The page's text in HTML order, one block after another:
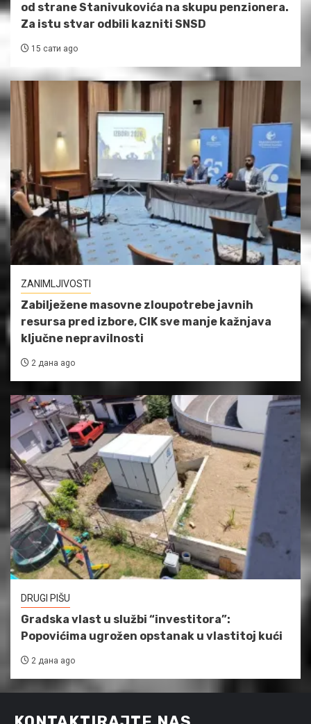
od strane Stanivukovića na skupu penzionera.
Za istu stvar odbili kazniti SNSD
15 сати ago
ZANIMLJIVOSTI
Zabilježene masovne zloupotrebe javnih
resursa pred izbore, CIK sve manje kažnjava
ključne nepravilnosti
2 дана ago
DRUGI PIŠU
Gradska vlast u službi “investitora”:
Popovićima ugrožen opstanak u vlastitoj kući
2 дана ago